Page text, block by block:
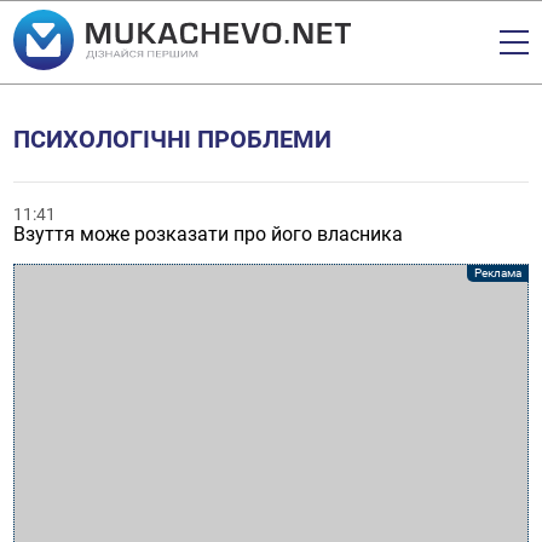
ПСИХОЛОГІЧНІ ПРОБЛЕМИ
11:41
Взуття може розказати про його власника